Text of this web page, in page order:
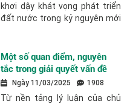
khơi dậy khát vọng phát triển
đất nước trong kỷ nguyên mới
triển đất nước phồn vinh, hạnh
phúc là...
Một số quan điểm, nguyên
tắc trong giải quyết vấn đề
dân tộc, quan hệ dân tộc ở
Việt Nam
Ngày 11/03/2025 1908
Từ nền tảng lý luận của chủ